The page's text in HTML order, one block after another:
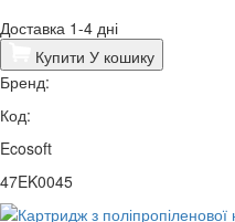
Доставка 1-4 дні
Купити У кошику
Бренд:
Код:
Ecosoft
47EK0045